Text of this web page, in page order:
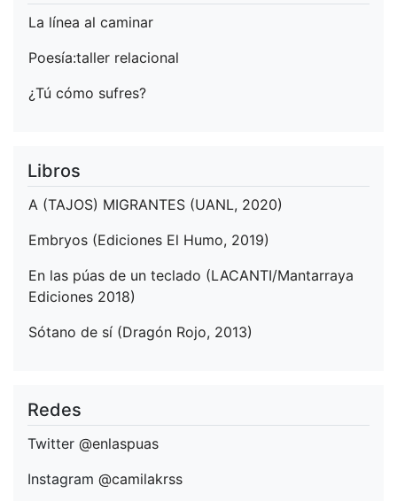
La línea al caminar
Poesía:taller relacional
¿Tú cómo sufres?
Libros
A (TAJOS) MIGRANTES (UANL, 2020)
Embryos (Ediciones El Humo, 2019)
En las púas de un teclado (LACANTI/Mantarraya
Ediciones 2018)
Sótano de sí (Dragón Rojo, 2013)
Redes
Twitter @enlaspuas
Instagram @camilakrss